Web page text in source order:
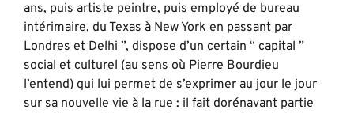
ans, puis artiste peintre, puis employé de bureau
intérimaire, du Texas à New York en passant par
Londres et Delhi ”, dispose d’un certain “ capital ”
social et culturel (au sens où Pierre Bourdieu
l’entend) qui lui permet de s’exprimer au jour le jour
sur sa nouvelle vie à la rue : il fait dorénavant partie